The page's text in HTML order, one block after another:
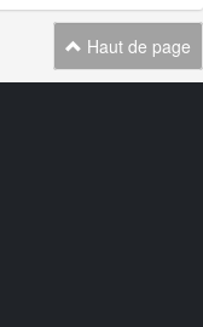
Haut de page